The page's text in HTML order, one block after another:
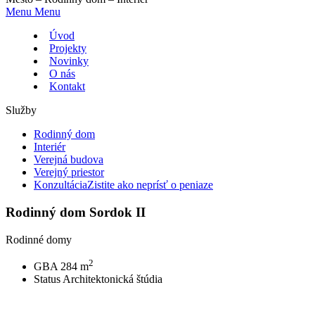
Menu Menu
Úvod
Projekty
Novinky
O nás
Kontakt
Služby
Rodinný dom
Interiér
Verejná budova
Verejný priestor
KonzultáciaZistite ako neprísť o peniaze
Rodinný dom Sordok II
Rodinné domy
GBA 284 m2
Status Architektonická štúdia